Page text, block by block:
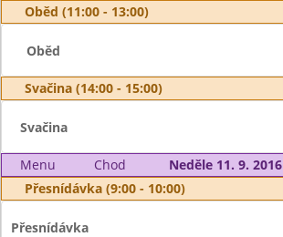
Oběd (11:00 - 13:00)
Oběd
Svačina (14:00 - 15:00)
Svačina
Menu Chod
Neděle 11. 9. 2016
Přesnídávka (9:00 - 10:00)
Přesnídávka